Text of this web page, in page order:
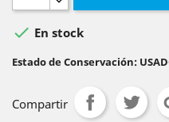
 En stock
Estado de Conservación:
Compartir